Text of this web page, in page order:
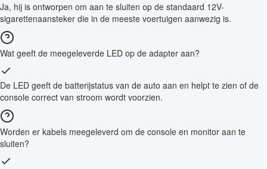
Ja, hij is ontworpen om aan te sluiten op de standaard 12V-
sigarettenaansteker die in de meeste voertuigen aanwezig is.
Wat geeft de meegeleverde LED op de adapter aan?
De LED geeft de batterijstatus van de auto aan en helpt te zien of de
console correct van stroom wordt voorzien.
Worden er kabels meegeleverd om de console en monitor aan te
sluiten?